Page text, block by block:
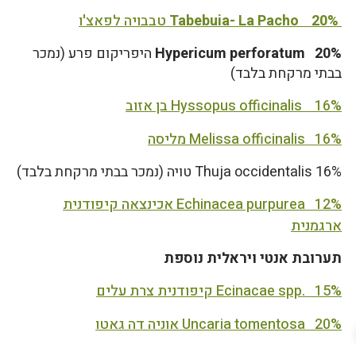
Tabebuia- La Pacho 20%טבבויה לפאצ'ו
Hypericum perforatum 20% היפריקום פרע (נמכר
בבתי מרקחת בלבד)
Hyssopus officinalis 16% בן אזוב
Melissa officinalis 16% מליסה
Thuja occidentalis 16% טויה (נמכר בבתי מרקחת בלבד)
Echinacea purpurea 12% אכינצאה קיפודנית
ארגמנית
תערובת אנטי ויראלית נוספת
Ecinacae spp. 15% קיפודנית צרת עלים
Uncaria tomentosa 20% אוניה דה גאטו